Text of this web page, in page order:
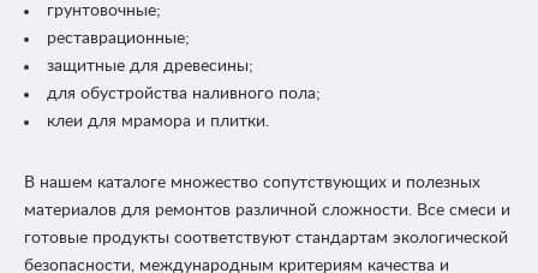
грунтовочные;
реставрационные;
защитные для древесины;
для обустройства наливного пола;
клеи для мрамора и плитки.
В нашем каталоге множество сопутствующих и полезных
материалов для ремонтов различной сложности. Все смеси и
готовые продукты соответствуют стандартам экологической
безопасности, международным критериям качества и